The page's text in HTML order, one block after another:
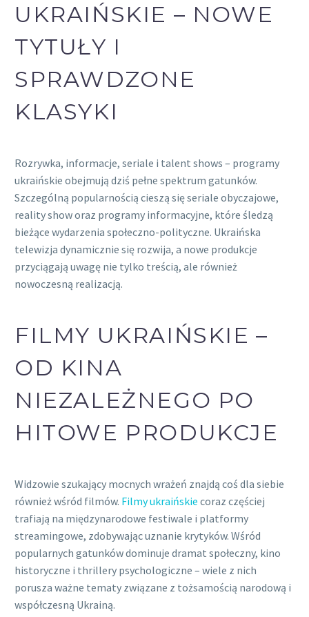
UKRAIŃSKIE – NOWE
TYTUŁY I
SPRAWDZONE
KLASYKI
Rozrywka, informacje, seriale i talent shows – programy
ukraińskie obejmują dziś pełne spektrum gatunków.
Szczególną popularnością cieszą się seriale obyczajowe,
reality show oraz programy informacyjne, które śledzą
bieżące wydarzenia społeczno-polityczne. Ukraińska
telewizja dynamicznie się rozwija, a nowe produkcje
przyciągają uwagę nie tylko treścią, ale również
nowoczesną realizacją.
FILMY UKRAIŃSKIE –
OD KINA
NIEZALEŻNEGO PO
HITOWE PRODUKCJE
Widzowie szukający mocnych wrażeń znajdą coś dla siebie
również wśród filmów. Filmy ukraińskie coraz częściej
trafiają na międzynarodowe festiwale i platformy
streamingowe, zdobywając uznanie krytyków. Wśród
popularnych gatunków dominuje dramat społeczny, kino
historyczne i thrillery psychologiczne – wiele z nich
porusza ważne tematy związane z tożsamością narodową i
współczesną Ukrainą.